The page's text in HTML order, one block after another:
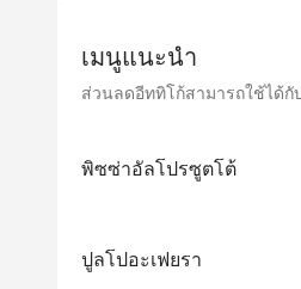
เมนูแนะนำ
ส่วนลดอีททิโก้สามารถใช้ได้กั
พิซซ่าอัลโปรซูตโต้
ปูลโปอะเฟยรา